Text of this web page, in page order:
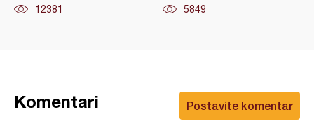
12381 5849
Postavite komentar
Komentari